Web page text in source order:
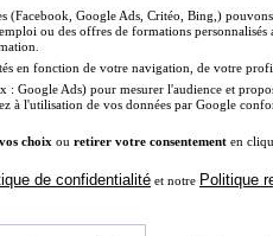
les plus
(Facebook, Google Ads, Critéo, Bing,)
ou des offres de formations
en fonction de votre navigation, de votre
: Google Ads) pour mesurer l'audience et
à l'utilisation de vos données par Google
choix ou retirer votre consentement en
de confidentialité et notre Politique